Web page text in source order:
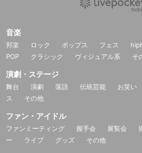
音楽
邦楽 ロック ポップス フェス
POP
クラシック ヴィジュアル系 そ
演劇・ステージ
舞台 演劇 落語 伝統芸能 お笑い
ス
その他
ファン・アイドル
ファンミーティング 握手会 展覧会
ー
ライブ グッズ その他